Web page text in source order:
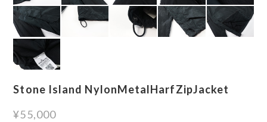
Stone Island NylonMetalHarfZipJacket
¥55,000